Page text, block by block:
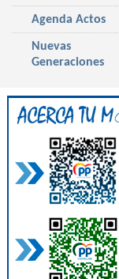
Agenda Actos
Nuevas
Generaciones